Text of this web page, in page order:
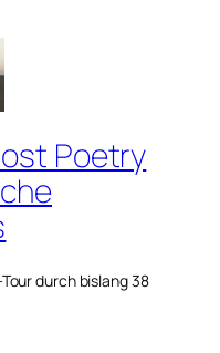
Poetry
durch bislang 38